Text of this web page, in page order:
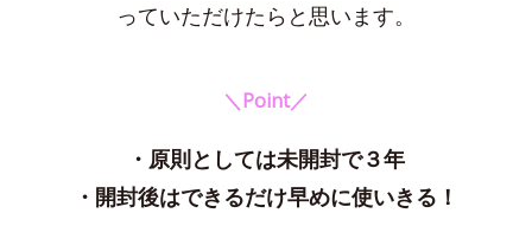
っていただけたらと思います。
＼Point／
・原則としては未開封で３年
・開封後はできるだけ早めに使いきる！